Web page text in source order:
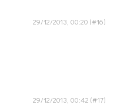
29/12/2013, 00:20
29/12/2013, 00:42